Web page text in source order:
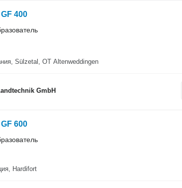
400
Sülzetal, OT Altenweddingen
GmbH
600
Hardifort